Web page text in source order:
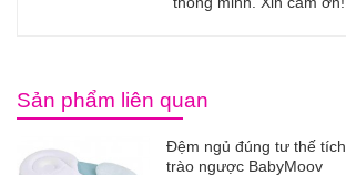
Sản phẩm liên quan
Đệm ngủ đúng tư thế
trào ngược BabyMoov